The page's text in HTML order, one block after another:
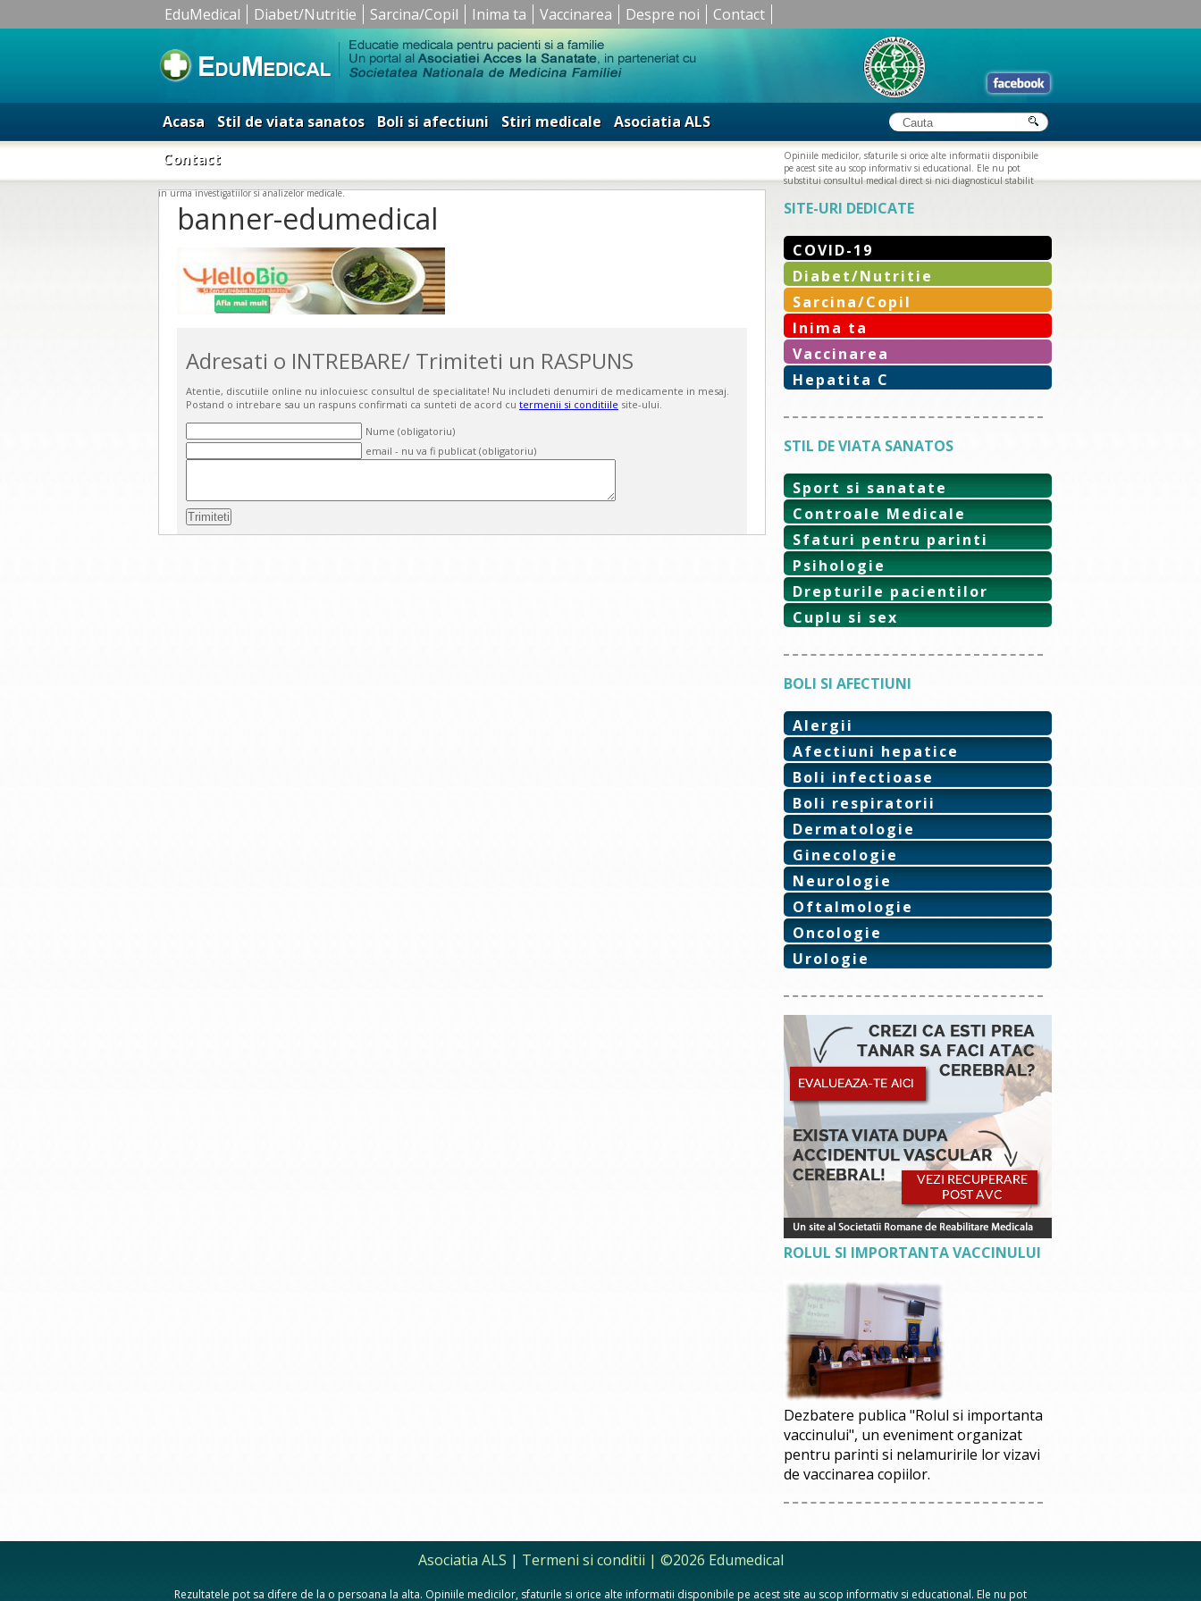
EduMedical Diabet/Nutritie Sarcina/Copil Inima ta Vaccinarea Despre noi Contact
Acasa Stil de viata sanatos Boli si afectiuni Stiri medicale
Asociatia ALS
Contact
Opiniile medicilor, sfaturile si orice alte informatii disponibile
pe acest site au scop informativ si educational. Ele nu pot
substitui consultul medical direct si nici diagnosticul stabilit
in urma investigatiilor si analizelor medicale.
banner-edumedical
Adresati o INTREBARE/ Trimiteti un RASPUNS
Atentie, discutiile online nu inlocuiesc consultul de specialitate! Nu includeti denumiri de medicamente in mesaj.
Postand o intrebare sau un raspuns confirmati ca sunteti de acord cu termenii si conditiile site-ului.
Nume (obligatoriu)
email - nu va fi publicat (obligatoriu)
SITE-URI DEDICATE
COVID-19
Diabet/Nutritie
Sarcina/Copil
Inima ta
Vaccinarea
Hepatita C
STIL DE VIATA SANATOS
Sport si sanatate
Controale Medicale
Sfaturi pentru parinti
Psihologie
Drepturile pacientilor
Cuplu si sex
BOLI SI AFECTIUNI
Alergii
Afectiuni hepatice
Boli infectioase
Boli respiratorii
Dermatologie
Ginecologie
Neurologie
Oftalmologie
Oncologie
Urologie
ROLUL SI IMPORTANTA VACCINULUI
Dezbatere publica "Rolul si importanta
vaccinului", un eveniment organizat
pentru parinti si nelamuririle lor vizavi
de vaccinarea copiilor.
Asociatia ALS | Termeni si conditii | ©2026 Edumedical
Rezultatele pot sa difere de la o persoana la alta. Opiniile medicilor, sfaturile si orice alte informatii disponibile pe acest site au scop informativ si educational. Ele nu pot